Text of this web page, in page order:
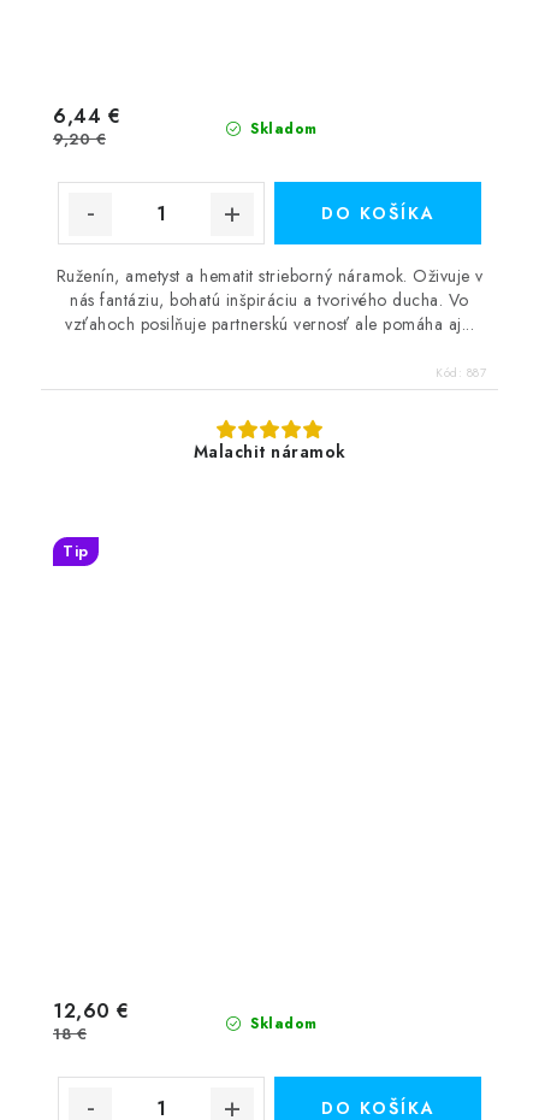
Skladom
6,44 €
9,20 €
DO KOŠÍKA
Ruženín, ametyst a hematit strieborný náramok. Oživuje v
nás fantáziu, bohatú inšpiráciu a tvorivého ducha. Vo
vzťahoch posilňuje partnerskú vernosť ale pomáha aj...
Kód: 887
Malachit náramok
Tip
Skladom
12,60 €
18 €
DO KOŠÍKA